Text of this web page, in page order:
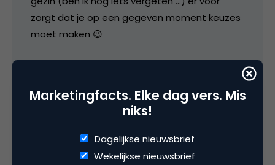
zorgt dat je op een gegeven moment keuzes
moet maken 😉
Peter Bonjernoor
Marketingfacts. Elke dag vers. Mis
niks!
Dagelijkse nieuwsbrief
Wekelijkse nieuwsbrief